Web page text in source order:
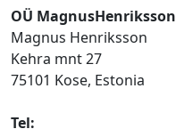
OÜ MagnusHenriksson
Magnus Henriksson
Kehra mnt 27
75101 Kose, Estonia
Tel: